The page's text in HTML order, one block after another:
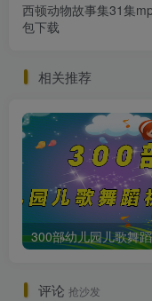
西顿动物故事集31集
包下载
相关推荐
评论 抢沙发